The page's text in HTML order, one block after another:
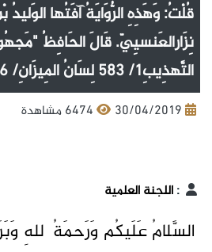
قُلْتُ: وَهَذِهِ الرُّوَايَةُ آفَتُها
نِزَارالعَنسيِيّ. قَالَ الحَافِظُ
التَّهذِيبِ1/ 583 لِسَانُ المِيزَانِ/ 426).
30/04/2019 6474 مشاهدة
:اللجنة العلمية
السَّلامُ عَلَيكُم وَرَحمَةُ ٱللهِ